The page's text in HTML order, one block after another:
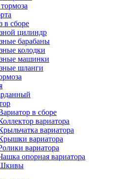
в сборе
цилиндр
барабаны
колодки
машинки
шланги
в сборе
вариатора
вариатора
вариатора
вариатора
опорная вариатора